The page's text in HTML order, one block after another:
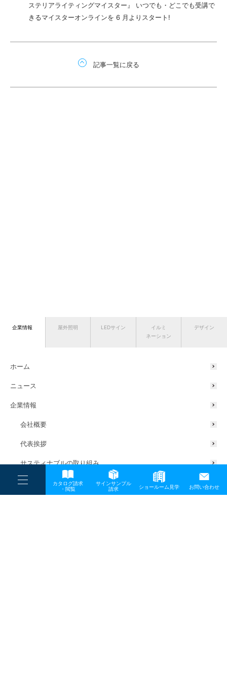
----
----
-
カタログ請求
・閲覧
サインサンプル
請求
ショールーム見学 お問い合わせ
企業情報 屋外照明 LEDサイン
イルミ
ネーション
デザイン
ホーム
ニュース
企業情報
会社概要
代表挨拶
サスティナブルの取り組み
一般事業主行動計画
ステリアライティングマイスター』 いつでも・どこでも受講で
きるマイスターオンラインを 6 月よりスタート!
記事一覧に戻る